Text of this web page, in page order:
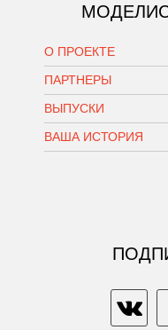
О ПРОЕКТЕ
ПАРТНЕРЫ
ВЫПУСКИ
ВАША ИСТОРИЯ